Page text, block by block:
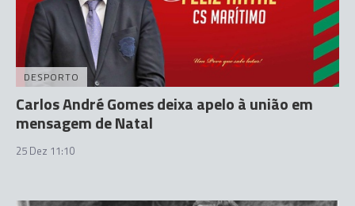
DESPORTO
Carlos André Gomes deixa apelo à união em
mensagem de Natal
25 Dez 11:10